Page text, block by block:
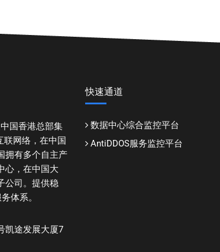
国香港总部集
联网络，在中国
拥有多个自主产
心，在中国大
公司。提供稳
体系。
凯途发展大厦7
快速通道
数据中心综合监控平台
AntiDDOS服务监控平台